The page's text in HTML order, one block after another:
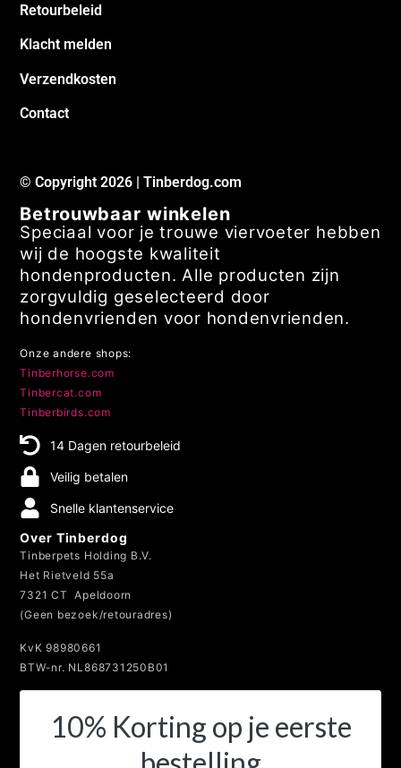
Retourbeleid
Klacht melden
Verzendkosten
Contact
© Copyright 2026 | Tinberdog.com
Betrouwbaar winkelen
Speciaal voor je trouwe viervoeter hebben
wij de hoogste kwaliteit
hondenproducten. Alle producten zijn
zorgvuldig geselecteerd door
hondenvrienden voor hondenvrienden.
Onze andere shops:
Tinberhorse.com
Tinbercat.com
Tinberbirds.com
14 Dagen retourbeleid
Veilig betalen
Snelle klantenservice
Over Tinberdog
Tinberpets Holding B.V.
Het Rietveld 55a
7321 CT Apeldoorn
(Geen bezoek/retouradres)
KvK 98980661
BTW-nr. NL868731250B01
10% Korting op je eerste